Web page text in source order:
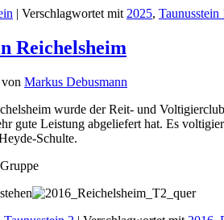
| Verschlagwortet mit 2025, Taunusstein
Reichelsheim
von Markus Debusmann
wurde der Reit- und
gute Leistung abgeliefert hat. Es
Schulte.